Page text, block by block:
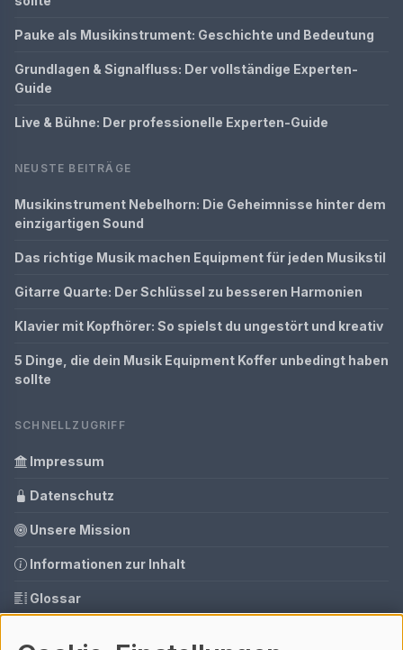
Pauke als Musikinstrument: Geschichte und Bedeutung
Grundlagen & Signalfluss: Der vollständige Experten-
Guide
Live & Bühne: Der professionelle Experten-Guide
NEUSTE BEITRÄGE
Musikinstrument Nebelhorn: Die Geheimnisse hinter dem
einzigartigen Sound
Das richtige Musik machen Equipment für jeden Musikstil
Gitarre Quarte: Der Schlüssel zu besseren Harmonien
Klavier mit Kopfhörer: So spielst du ungestört und kreativ
5 Dinge, die dein Musik Equipment Koffer unbedingt haben
sollte
SCHNELLZUGRIFF
Impressum
Datenschutz
Unsere Mission
Informationen zur Inhalt
Glossar